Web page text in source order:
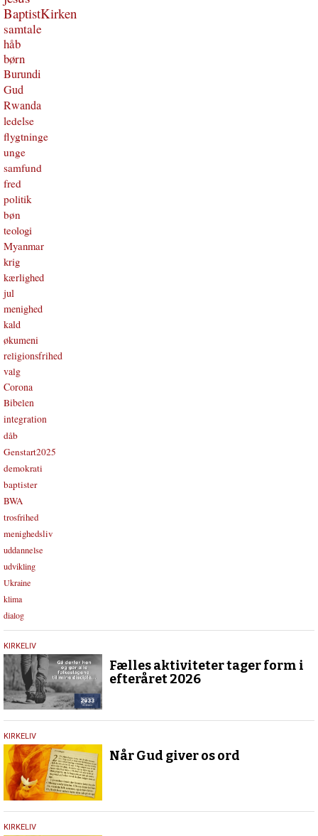
BaptistKirken
samtale
håb
børn
Burundi
Gud
Rwanda
ledelse
flygtninge
unge
samfund
fred
politik
bøn
teologi
Myanmar
krig
kærlighed
jul
menighed
kald
økumeni
religionsfrihed
valg
Corona
Bibelen
integration
dåb
Genstart2025
demokrati
baptister
BWA
trosfrihed
menighedsliv
uddannelse
udvikling
Ukraine
klima
dialog
25.
maj
2026
KIRKELIV
Fælles aktiviteter tager form i
efteråret 2026
23.
maj
2026
KIRKELIV
Når Gud giver os ord
15.
KIRKELIV